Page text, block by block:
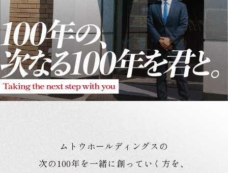
ムトウホールディングスの
次の100年を一緒に創っていく方を、